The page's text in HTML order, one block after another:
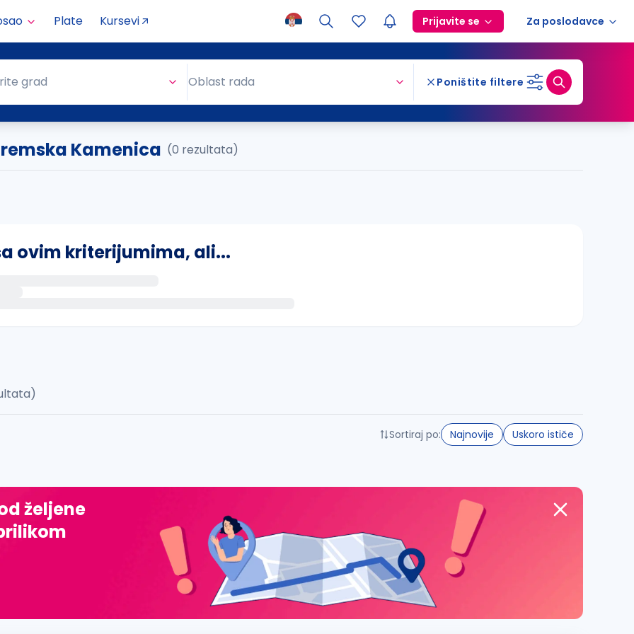
Plate Kursevi Prijavite se Za poslodavce
grad Oblast rada Poništite filtere
Kamenica (0 rezultata)
ovim kriterijumima, ali...
đ, ž, dž)
Sortiraj po: Najnovije Uskoro ističe
željene